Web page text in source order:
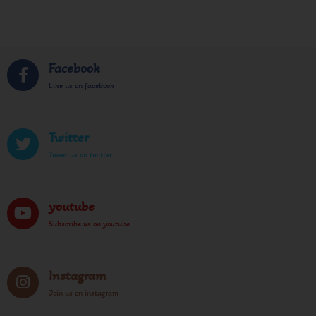
Facebook
Like us on facebook
Twitter
Tweet us on twitter
youtube
Subscribe us on youtube
Instagram
Join us on instagram